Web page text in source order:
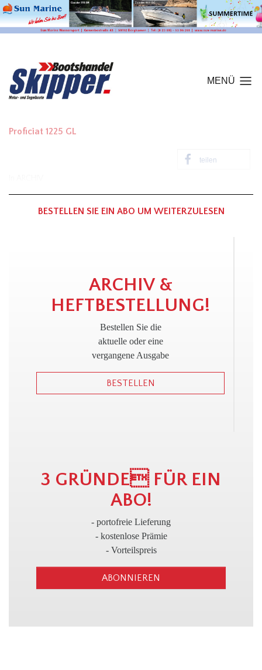
MENÜ
Proficiat 1225 GL
teilen
BESTELLEN SIE EIN ABO UM WEITERZULESEN
!
ARCHIV &
HEFTBESTELLUNG!
Bestellen Sie die
aktuelle oder eine
vergangene Ausgabe
BESTELLEN
3
3 GRÜNDE FÜR EIN
ABO!
- portofreie Lieferung
- kostenlose Prämie
- Vorteilspreis
ABONNIEREN